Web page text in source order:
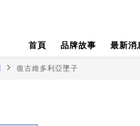
首頁 品牌故事 最新消
復古維多利亞墜子